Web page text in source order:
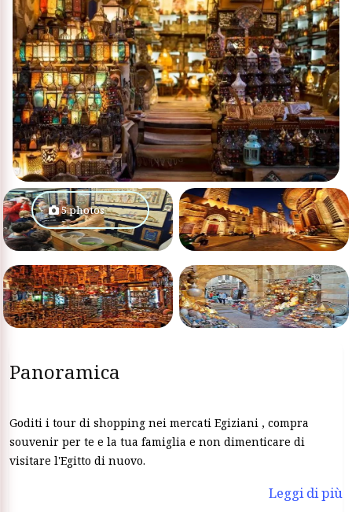
5 photos
Panoramica
Goditi i tour di shopping nei mercati Egiziani , compra
souvenir per te e la tua famiglia e non dimenticare di
visitare l'Egitto di nuovo.
Leggi di più